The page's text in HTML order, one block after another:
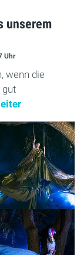
unserem
Uhr
wenn die
gut